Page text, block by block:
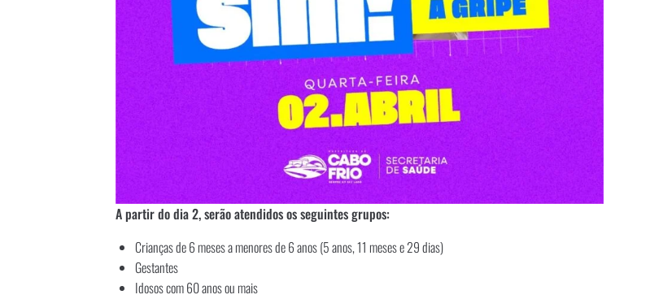
A partir do dia 2, serão atendidos os seguintes grupos:
Crianças de 6 meses a menores de 6 anos (5 anos, 11 meses e 29 dias)
Gestantes
Idosos com 60 anos ou mais